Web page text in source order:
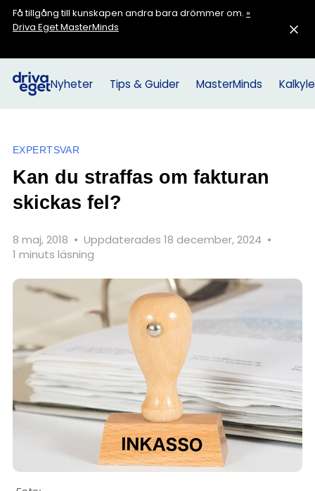
Få tillgång till kunskapen andra bara drömmer om. »
Driva Eget MasterMinds
Nyheter Tips & Guider MasterMinds
EXPERTSVAR
Kan du straffas om fakturan
skickas fel?
8 maj, 2018 • Uppdaterades 18 december, 2024 •
1 minuts läsning